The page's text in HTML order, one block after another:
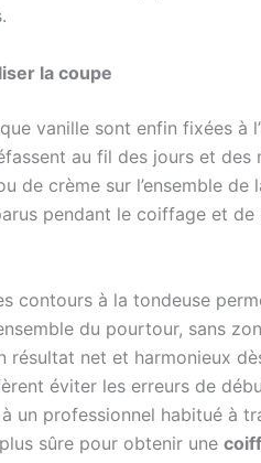
la coupe
vanille sont enfin fixées à
au fil des jours et
de crème sur l’ensemble
pendant le coiffage et
contours à la tondeuse
du pourtour, sans
résultat net et harmonieux
éviter les erreurs de
un professionnel habitué à
sûre pour obtenir une